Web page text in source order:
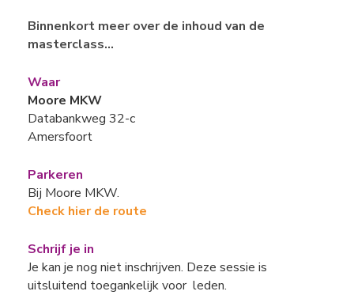
Binnenkort meer over de inhoud van de
masterclass…
Waar
Moore MKW
Databankweg 32-c
Amersfoort
Parkeren
Bij Moore MKW.
Check hier de route
Schrijf je in
Je kan je nog niet inschrijven. Deze sessie is
uitsluitend toegankelijk voor leden.